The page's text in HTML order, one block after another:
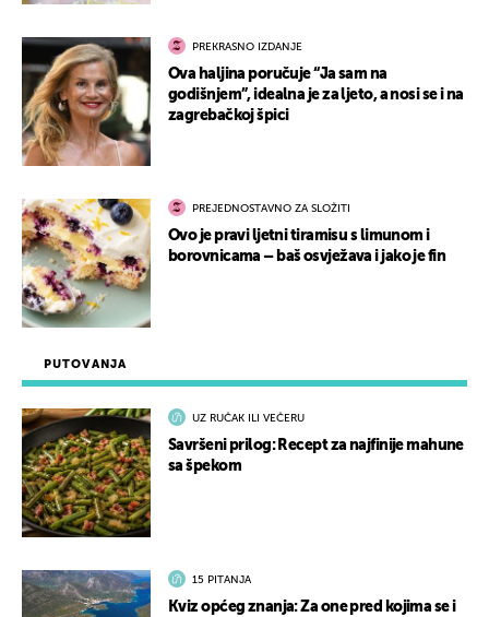
PUTOVANJA
UZ RUČAK ILI VEČERU
Savršeni prilog: Recept za najfinije mahune
sa špekom
15 PITANJA
Kviz općeg znanja: Za one pred kojima se i
PREKRASNO IZDANJE
Ova haljina poručuje “Ja sam na
godišnjem”, idealna je za ljeto, a nosi se i na
zagrebačkoj špici
PREJEDNOSTAVNO ZA SLOŽITI
Ovo je pravi ljetni tiramisu s limunom i
borovnicama – baš osvježava i jako je fin